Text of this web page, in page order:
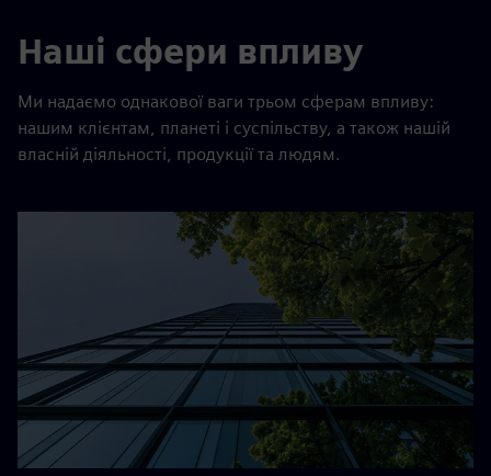
Наші сфери впливу
Ми надаємо однакової ваги трьом сферам впливу:
нашим клієнтам, планеті і суспільству, а також нашій
власній діяльності, продукції та людям.